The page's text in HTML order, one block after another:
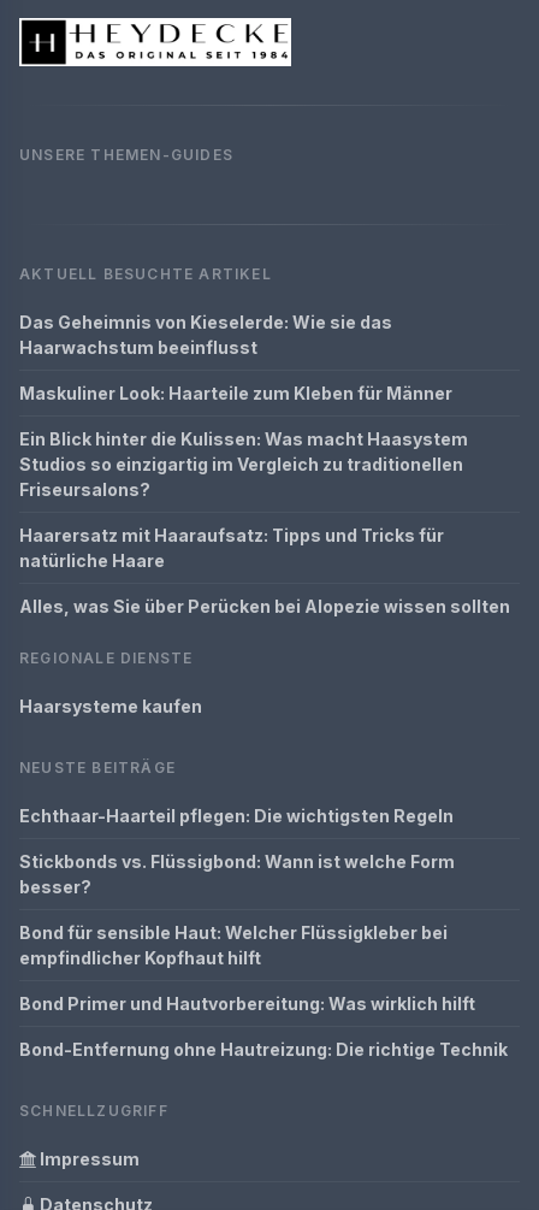
UNSERE THEMEN-GUIDES
AKTUELL BESUCHTE ARTIKEL
Das Geheimnis von Kieselerde: Wie sie das
Haarwachstum beeinflusst
Maskuliner Look: Haarteile zum Kleben für Männer
Ein Blick hinter die Kulissen: Was macht Haasystem
Studios so einzigartig im Vergleich zu traditionellen
Friseursalons?
Haarersatz mit Haaraufsatz: Tipps und Tricks für
natürliche Haare
Alles, was Sie über Perücken bei Alopezie wissen sollten
REGIONALE DIENSTE
Haarsysteme kaufen
NEUSTE BEITRÄGE
Echthaar-Haarteil pflegen: Die wichtigsten Regeln
Stickbonds vs. Flüssigbond: Wann ist welche Form
besser?
Bond für sensible Haut: Welcher Flüssigkleber bei
empfindlicher Kopfhaut hilft
Bond Primer und Hautvorbereitung: Was wirklich hilft
Bond-Entfernung ohne Hautreizung: Die richtige Technik
SCHNELLZUGRIFF
Impressum
Datenschutz